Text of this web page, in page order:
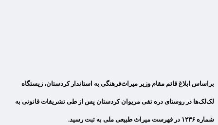
براساس ابلاغ قائم مقام وزیر میراث‌فرهنگی به استاندار کردستان، زیستگاه
لک‌لک‌ها در روستای دره تفی مریوان کردستان پس از طی تشریفات قانونی به
شماره ۱۲۳۶ در فهرست میراث طبیعی ملی به ثبت رسید.